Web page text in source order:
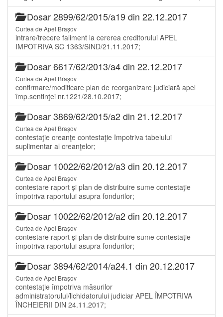
Dosar 2899/62/2015/a19 din 22.12.2017
Curtea de Apel Brașov
intrare/trecere faliment la cererea creditorului APEL
IMPOTRIVA SC 1363/SIND/21.11.2017;
Dosar 6617/62/2013/a4 din 22.12.2017
Curtea de Apel Brașov
confirmare/modificare plan de reorganizare judiciară apel
împ.sentinţei nr.1221/28.10.2017;
Dosar 3869/62/2015/a2 din 21.12.2017
Curtea de Apel Brașov
contestaţie creanţe contestaţie împotriva tabelului
suplimentar al creanţelor;
Dosar 10022/62/2012/a3 din 20.12.2017
Curtea de Apel Brașov
contestare raport şi plan de distribuire sume contestaţie
împotriva raportului asupra fondurilor;
Dosar 10022/62/2012/a2 din 20.12.2017
Curtea de Apel Brașov
contestare raport şi plan de distribuire sume contestaţie
împotriva raportului asupra fondurilor;
Dosar 3894/62/2014/a24.1 din 20.12.2017
Curtea de Apel Brașov
contestaţie împotriva măsurilor
administratorului/lichidatorului judiciar APEL ÎMPOTRIVA
ÎNCHEIERII DIN 24.11.2017;